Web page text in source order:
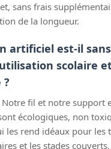
sans frais
de la longueur.
artificiel est-il
scolaire
fil et notre support
écologiques, non
les rend idéaux pour les
et les stades couverts.